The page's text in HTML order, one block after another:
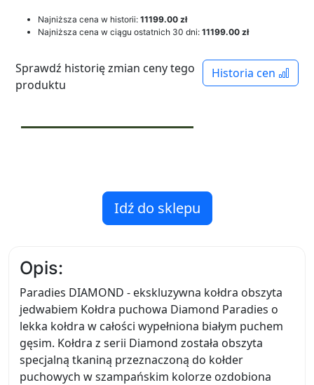
Najniższa cena w historii: 11199.00 zł
Najniższa cena w ciągu ostatnich 30 dni: 11199.00 zł
Historia cen
Sprawdź historię zmian ceny tego
produktu
Idź do sklepu
Opis:
Paradies DIAMOND - ekskluzywna kołdra obszyta
jedwabiem Kołdra puchowa Diamond Paradies o
lekka kołdra w całości wypełniona białym puchem
gęsim. Kołdra z serii Diamond została obszyta
specjalną tkaniną przeznaczoną do kołder
puchowych w szampańskim kolorze ozdobiona